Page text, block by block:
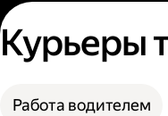
Курьеры
Работа водителем